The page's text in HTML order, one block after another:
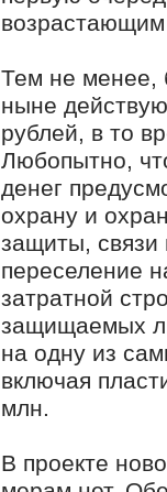
Тем не менее,
ныне
рублей, в то
Любопытно,
денег
охрану и
защиты,
переселение
затратной
защищаемых
на одну из
включая
млн.
В проекте